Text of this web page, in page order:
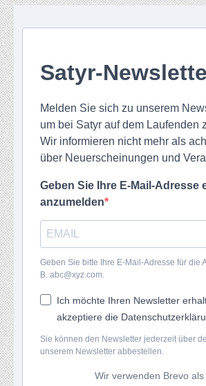
Satyr-
Melden Sie sich zu unserem
um bei Satyr auf dem Laufenden
Wir informieren nicht mehr als
über Neuerscheinungen und
Geben Sie Ihre E-Mail-Adresse
anzumelden
Geben Sie bitte Ihre E-Mail-Adresse für die
B. abc@xyz.com.
Ich möchte Ihren Newsletter
akzeptiere die
Sie können den Newsletter jederzeit über
unserem Newsletter abbestellen.
Wir verwenden Brevo